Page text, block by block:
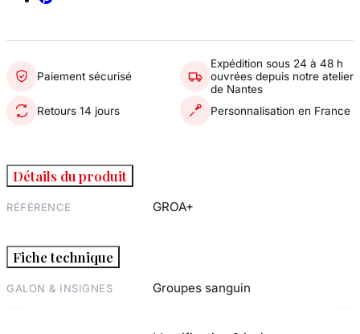
Paiement sécurisé
Expédition sous 24 à 48 h
ouvrées depuis notre atelier
de Nantes
Retours 14 jours
Personnalisation en France
Détails du produit
RÉFÉRENCE GROA+
Fiche technique
GALON & INSIGNES Groupes sanguin